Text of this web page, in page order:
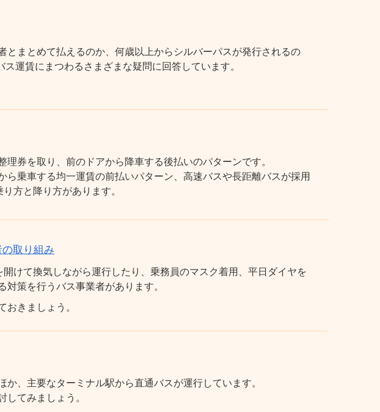
まとめて払えるのか、何歳以上からシルバーパスが発行されるの
運賃にまつわるさまざまな疑問に回答しています。
券を取り、前のドアから降車する後払いのパターンです。
乗車する均一運賃の前払いパターン、高速バスや長距離バスが採用
方と降り方があります。
取り組み
けて換気しながら運行したり、乗務員のマスク着用、平日ダイヤを
策を行うバス事業者があります。
きましょう。
、主要なターミナル駅から直通バスが運行しています。
てみましょう。